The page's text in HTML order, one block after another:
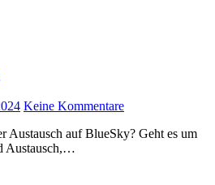
Keine Kommentare
Austausch,…